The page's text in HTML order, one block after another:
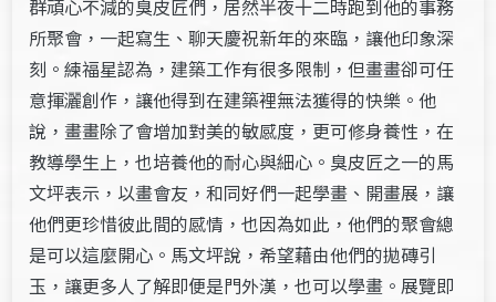
群頑心不減的臭皮匠們，居然半夜十二時跑到他的事務
所聚會，一起寫生、聊天慶祝新年的來臨，讓他印象深
刻。練福星認為，建築工作有很多限制，但畫畫卻可任
意揮灑創作，讓他得到在建築裡無法獲得的快樂。他
說，畫畫除了會增加對美的敏感度，更可修身養性，在
教導學生上，也培養他的耐心與細心。臭皮匠之一的馬
文坪表示，以畫會友，和同好們一起學畫、開畫展，讓
他們更珍惜彼此間的感情，也因為如此，他們的聚會總
是可以這麼開心。馬文坪說，希望藉由他們的拋磚引
玉，讓更多人了解即便是門外漢，也可以學畫。展覽即